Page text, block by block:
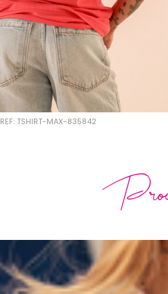
REF: TSHIRT-MAX-835842